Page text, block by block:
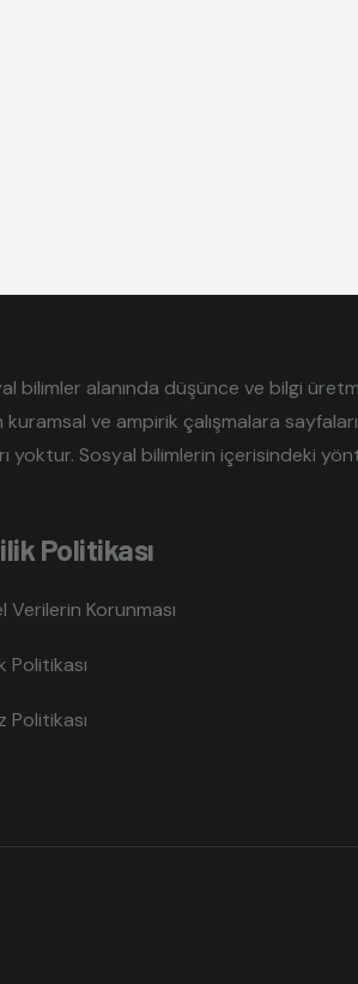
bilimler alanında düşünce ve bilgi
ve ampirik çalışmalara
yoktur. Sosyal bilimlerin içerisindeki
Politikası
Verilerin Korunması
Politikası
Politikası